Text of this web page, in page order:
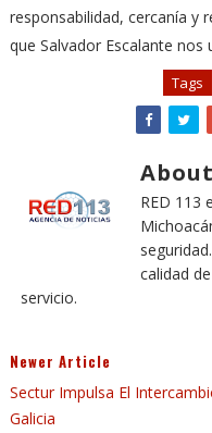
responsabilidad, cercanía y
que Salvador Escalante nos
Tags
About
RED 113
calidad
servicio.
Newer Article
Sectur Impulsa El
Galicia